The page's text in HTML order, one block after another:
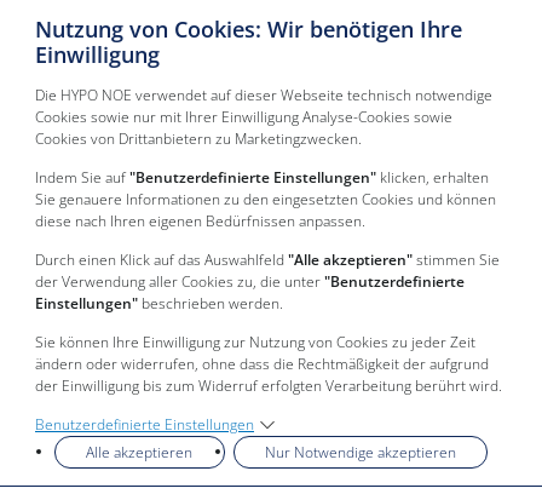
Nutzung von Cookies: Wir benötigen Ihre
Einwilligung
Die HYPO NOE verwendet auf dieser Webseite technisch notwendige
Cookies sowie nur mit Ihrer Einwilligung Analyse-Cookies sowie
Cookies von Drittanbietern zu Marketingzwecken.
Indem Sie auf"Benutzerdefinierte Einstellungen" klicken, erhalten
Sie genauere Informationen zu den eingesetzten Cookies und können
diese nach Ihren eigenen Bedürfnissen anpassen.
Durch einen Klick auf das Auswahlfeld "Alle akzeptieren"stimmen Sie
der Verwendung aller Cookies zu, die unter"Benutzerdefinierte
Einstellungen" beschrieben werden.
Sie können Ihre Einwilligung zur Nutzung von Cookies zu jeder Zeit
ändern oder widerrufen, ohne dass die Rechtmäßigkeit der aufgrund
der Einwilligung bis zum Widerruf erfolgten Verarbeitung berührt wird.
Benutzerdefinierte Einstellungen
Alle akzeptieren
Nur Notwendige akzeptieren